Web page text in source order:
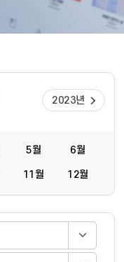
2023년
5월 6월
11월 12월